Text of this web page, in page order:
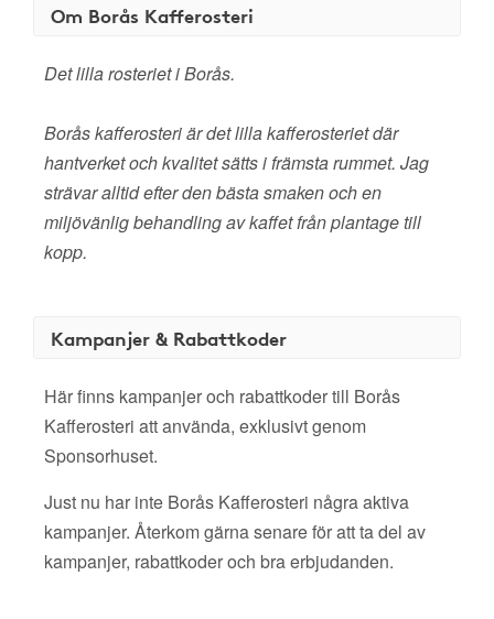
Om Borås Kafferosteri
Det lilla rosteriet i Borås.
Borås kafferosteri är det lilla kafferosteriet där
hantverket och kvalitet sätts i främsta rummet. Jag
strävar alltid efter den bästa smaken och en
miljövänlig behandling av kaffet från plantage till
kopp.
Kampanjer & Rabattkoder
Här finns kampanjer och rabattkoder till Borås
Kafferosteri att använda, exklusivt genom
Sponsorhuset.
Just nu har inte Borås Kafferosteri några aktiva
kampanjer. Återkom gärna senare för att ta del av
kampanjer, rabattkoder och bra erbjudanden.